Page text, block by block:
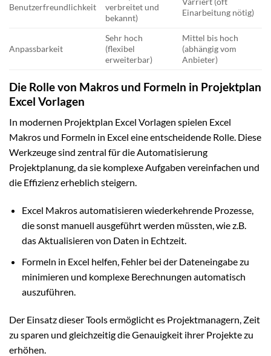
Benutzerfreundlichkeit
verbreitet und
bekannt)
Einarbeitung nötig)
Anpassbarkeit
Sehr hoch
(flexibel
erweiterbar)
Mittel bis hoch
(abhängig vom
Anbieter)
Die Rolle von Makros und Formeln in Projektplan
Excel Vorlagen
In modernen Projektplan Excel Vorlagen spielen Excel
Makros und Formeln in Excel eine entscheidende Rolle. Diese
Werkzeuge sind zentral für die Automatisierung
Projektplanung, da sie komplexe Aufgaben vereinfachen und
die Effizienz erheblich steigern.
Excel Makros automatisieren wiederkehrende Prozesse,
die sonst manuell ausgeführt werden müssten, wie z.B.
das Aktualisieren von Daten in Echtzeit.
Formeln in Excel helfen, Fehler bei der Dateneingabe zu
minimieren und komplexe Berechnungen automatisch
auszuführen.
Der Einsatz dieser Tools ermöglicht es Projektmanagern, Zeit
zu sparen und gleichzeitig die Genauigkeit ihrer Projekte zu
erhöhen.